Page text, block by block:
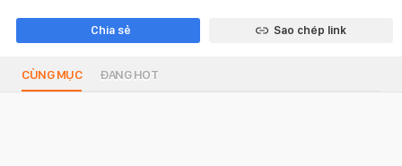
Chia sẻ Sao chép link
CÙNG MỤC ĐANG HOT